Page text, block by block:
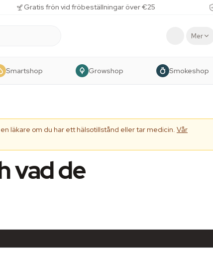
Gratis frön vid fröbeställningar över €25
Mer
Smartshop Growshop Smokeshop
läkare om du har ett hälsotillstånd eller tar medicin. Vår
vad de